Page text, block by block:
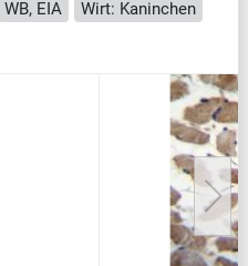
WB, EIA
Wirt: Kaninchen